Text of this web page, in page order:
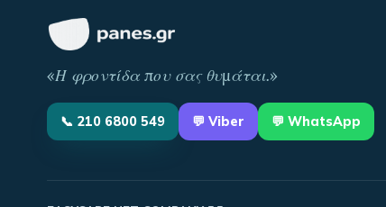
«Η φροντίδα που σας θυμάται.»
📞 210 6800 549 💬 Viber 💬 WhatsApp